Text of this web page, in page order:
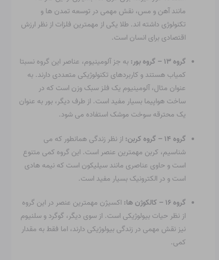
مانند آهن و مس، نقش مهمی در توسعه تمدن ها و
تکنولوژی داشته اند. طلا یکی از مهمترین فلزات از نظر ارزش
اقتصادی برای انسان است.
گروه ۱۳ – گروه بور:
به جز آلومینیوم، عناصر این گروه نسبتا
کمیاب هستند و کاربردهای تکنولوژیکی متعددی دارند. به
عنوان مثال، آلومینیوم یک فلز سبک وزن است که در
ساخت هواپیما بسیار مفید است. از طرف دیگر، بور به عنوان
یک محترقه سوخت موشک استفاده می شود.
گروه ۱۴ – گروه کربن:
از نظر زندگی همانطور که می
شناسیم، کربن مهمترین عنصر است. این گروه کمی متنوع
است و حاوی عناصری مانند سیلیکون است که نیمه هادی
است و در الکترونیک بسیار مفید است.
گروه ۱۶ – کالکوژن ها:
اکسیژن مهمترین عنصر در این گروه
از نظر حیات بیولوژیکی است. از سوی دیگر، گوگرد و سلنیوم
نیز نقش مهمی در زندگی بیولوژیکی دارند، اما فقط به مقدار
کمی.